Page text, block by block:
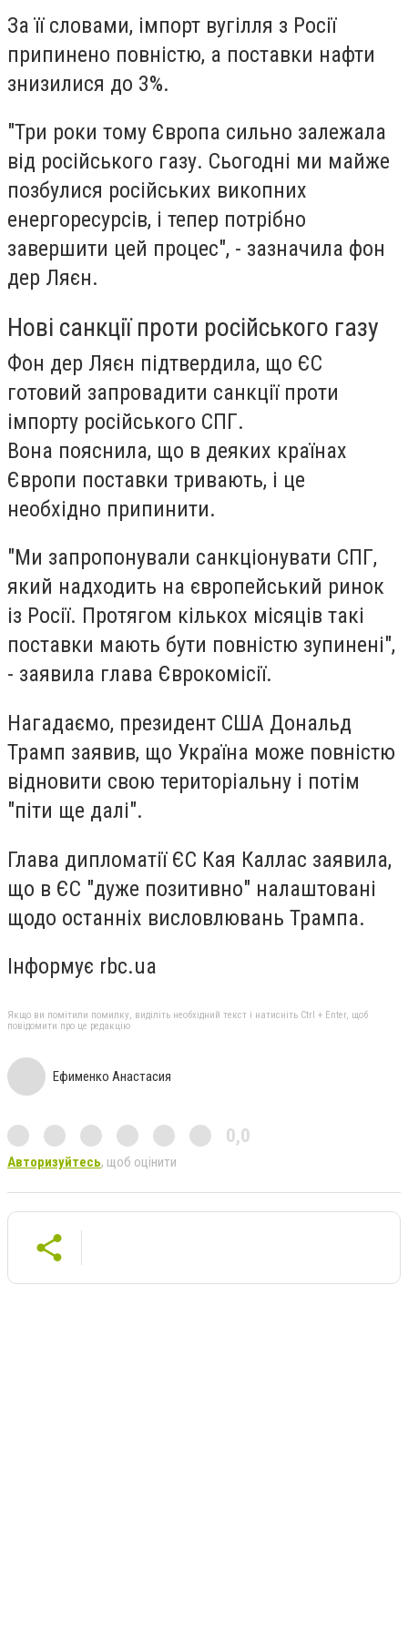
За її словами, імпорт вугілля з Росії
припинено повністю, а поставки нафти
знизилися до 3%.
"Три роки тому Європа сильно залежала
від російського газу. Сьогодні ми майже
позбулися російських викопних
енергоресурсів, і тепер потрібно
завершити цей процес", - зазначила фон
дер Ляєн.
Нові санкції проти російського газу
Фон дер Ляєн підтвердила, що ЄС
готовий запровадити санкції проти
імпорту російського СПГ.
Вона пояснила, що в деяких країнах
Європи поставки тривають, і це
необхідно припинити.
"Ми запропонували санкціонувати СПГ,
який надходить на європейський ринок
із Росії. Протягом кількох місяців такі
поставки мають бути повністю зупинені",
- заявила глава Єврокомісії.
Нагадаємо, президент США Дональд
Трамп заявив, що Україна може повністю
відновити свою територіальну і потім
"піти ще далі".
Глава дипломатії ЄС Кая Каллас заявила,
що в ЄС "дуже позитивно" налаштовані
щодо останніх висловлювань Трампа.
Інформує rbc.ua
Якщо ви помітили помилку, виділіть необхідний текст і натисніть Ctrl + Enter, щоб
повідомити про це редакцію
Ефименко Анастасия
0,0
Авторизуйтесь, щоб оцінити